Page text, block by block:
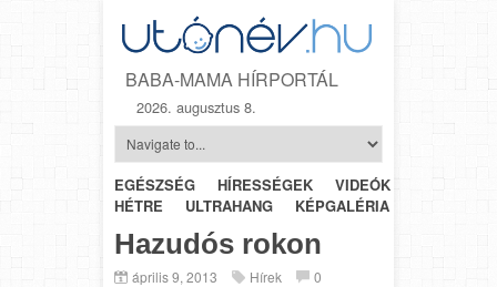
BABA-MAMA HÍRPORTÁL
2026. augusztus 8.
EGÉSZSÉG HÍRESSÉGEK VIDEÓK
HÉTRŐL-
HÉTRE
ULTRAHANG KÉPGALÉRIA
Hazudós rokon
április 9, 2013 Hírek 0